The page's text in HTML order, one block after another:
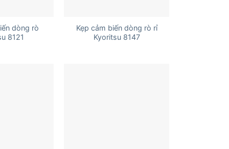
dòng rò
8121
Kẹp cảm biến dòng rò rỉ
Kyoritsu 8147